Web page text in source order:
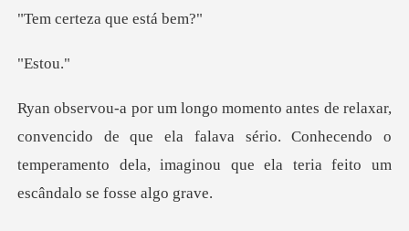
eza que e
st
ido de que ela falava sério. Conhecendo o
temperamento dela, i